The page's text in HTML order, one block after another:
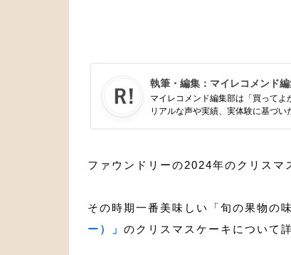
執筆・編集： マイレコメンド
マイレコメンド編集部は「買ってよ
リアルな声や実績、実体験に基づい
ファウンドリーの2024年のクリスマ
その時期一番美味しい「旬の果物の
ー）」 のクリスマスケーキについて